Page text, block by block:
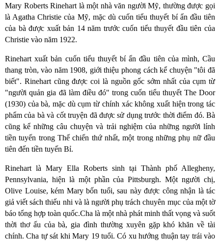
Mary Roberts Rinehart là một nhà văn người Mỹ, thường được gọi
là Agatha Christie của Mỹ, mặc dù cuốn tiểu thuyết bí ẩn đầu tiên
của bà được xuất bản 14 năm trước cuốn tiểu thuyết đầu tiên của
Christie vào năm 1922.
Rinehart xuất bản cuốn tiểu thuyết bí ẩn đầu tiên của mình, Cầu
thang tròn, vào năm 1908, giới thiệu phong cách kể chuyện "tôi đã
biết". Rinehart cũng được coi là nguồn gốc sớm nhất của cụm từ
"người quản gia đã làm điều đó" trong cuốn tiểu thuyết The Door
(1930) của bà, mặc dù cụm từ chính xác không xuất hiện trong tác
phẩm của bà và cốt truyện đã được sử dụng trước thời điểm đó. Bà
cũng kể những câu chuyện và trải nghiệm của những người lính
tiền tuyến trong Thế chiến thứ nhất, một trong những phụ nữ đầu
tiên đến tiền tuyến Bỉ.
Rinehart là Mary Ella Roberts sinh tại Thành phố Allegheny,
Pennsylvania, hiện là một phần của Pittsburgh. Một người chị,
Olive Louise, kém Mary bốn tuổi, sau này được công nhận là tác
giả viết sách thiếu nhi và là người phụ trách chuyên mục của một tờ
báo tổng hợp toàn quốc.Cha là một nhà phát minh thất vọng và suốt
thời thơ ấu của bà, gia đình thường xuyên gặp khó khăn về tài
chính. Cha tự sát khi Mary 19 tuổi. Có xu hướng thuận tay trái vào